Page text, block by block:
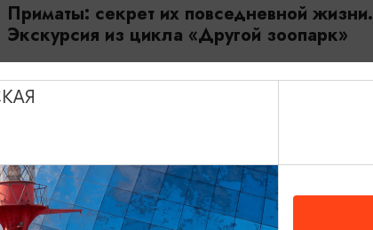
Приматы: секрет их повседневной жизни.
Экскурсия из цикла «Другой зоопарк»
Калининград, Калининградский зоопарк
ОТ 2800₽